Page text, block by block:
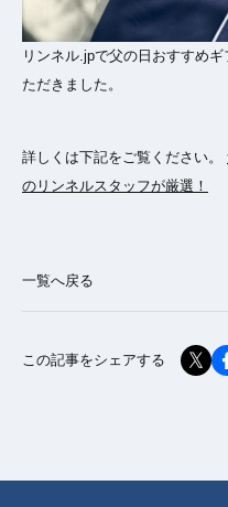
リンネル.jpで父の日おすすめ
ただきました。
詳しくは下記をご覧ください。
のリンネルスタッフが厳選！
一覧へ戻る
この記事をシェアする